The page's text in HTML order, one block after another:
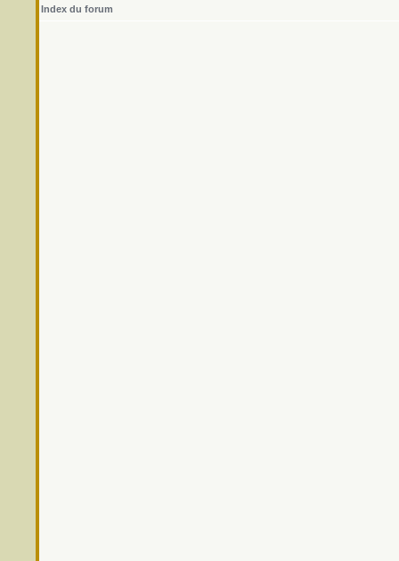
Index du forum